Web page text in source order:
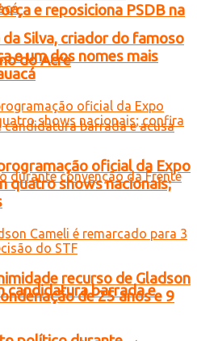
e reposiciona PSDB na
do Acre
candidatura barrada e
Silva, criador do famoso
e um dos nomes mais
oficial da Expo
quatro shows nacionais;
recurso de Gladson
de 25 anos e 9